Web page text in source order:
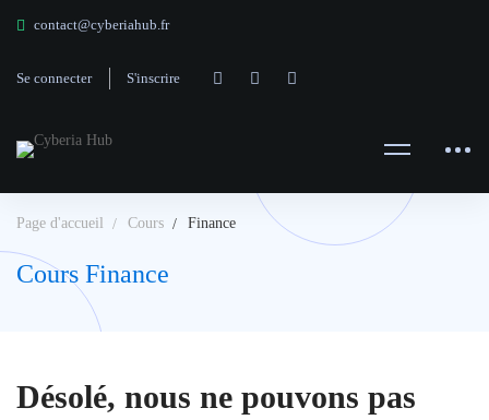
contact@cyberiahub.fr
Se connecter S'inscrire
Page d'accueil Cours Finance
Cours Finance
Désolé, nous ne pouvons pas